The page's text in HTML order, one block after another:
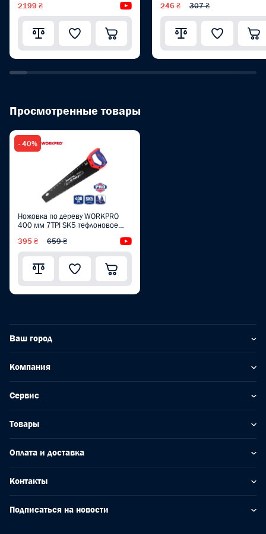
2199 ₴ Видеообзор
246 ₴ 307 ₴
Просмотренные товары
- 40%
Ножовка по дереву WORKPRO
400 мм 7TPI SK5 тефлоновое
395 ₴ 659 ₴
Ваш город
Компания
Сервис
Товары
Оплата и доставка
Контакты
Подписаться на новости